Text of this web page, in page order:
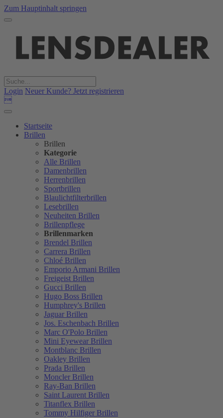
Zum Hauptinhalt springen
Login Neuer Kunde? Jetzt registrieren

Startseite
Brillen
Brillen
Kategorie
Alle Brillen
Damenbrillen
Herrenbrillen
Sportbrillen
Blaulichtfilterbrillen
Lesebrillen
Neuheiten Brillen
Brillenpflege
Brillenmarken
Brendel Brillen
Carrera Brillen
Chloé Brillen
Emporio Armani Brillen
Freigeist Brillen
Gucci Brillen
Hugo Boss Brillen
Humphrey's Brillen
Jaguar Brillen
Jos. Eschenbach Brillen
Marc O'Polo Brillen
Mini Eyewear Brillen
Montblanc Brillen
Oakley Brillen
Prada Brillen
Moncler Brillen
Ray-Ban Brillen
Saint Laurent Brillen
Titanflex Brillen
Tommy Hilfiger Brillen